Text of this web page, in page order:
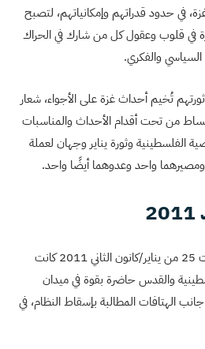
في حدود قدراتهم وإمكانياتهم، لتصبح
في قلوب وعقول كل من شارك في الحراك
والفكري.
تُخيم أحداث غزة على الأجواء، شعار
من تحت أقدام الأحداث والمناسبات
الفلسطينية وثورة يناير وجهان لعملة
واحد وعدوهما أيضًا واحد.
منذ اليوم الأول لانطلاق تظاهرات 25 من يناير/كانون الثاني 2011 كانت
والقدس حاضرة بقوة في ميدان
جانب الهتافات المطالبة بإسقاط النظام، في